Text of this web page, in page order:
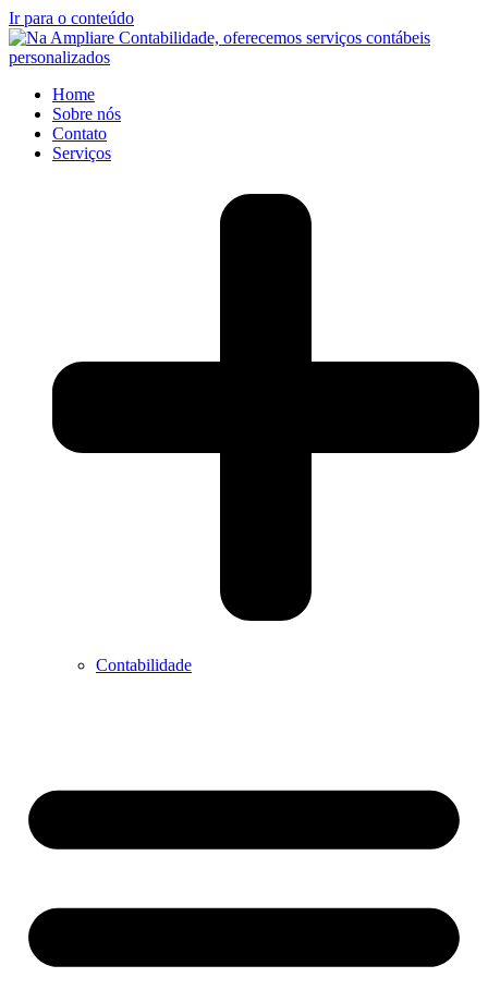
Ir para o conteúdo
Home
Sobre nós
Contato
Serviços
Contabilidade